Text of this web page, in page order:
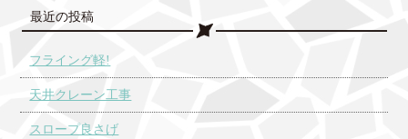
最近の投稿
フライング軽!
天井クレーン工事
スロープ良さげ